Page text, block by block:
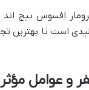
افسوس بیچ اند
است تا بهترین
و عوامل